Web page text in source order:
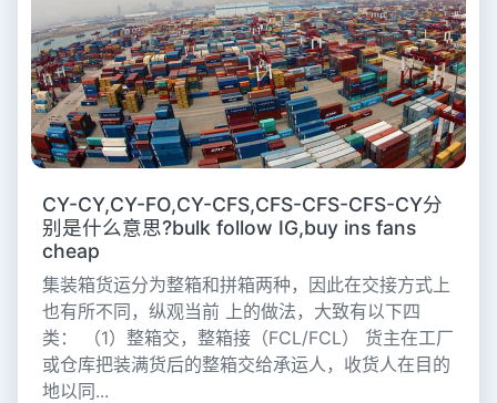
CY-CY,CY-FO,CY-CFS,CFS-CFS-CFS-CY分
别是什么意思?bulk follow IG,buy ins fans
cheap
集装箱货运分为整箱和拼箱两种，因此在交接方式上
也有所不同，纵观当前 上的做法，大致有以下四
类： （1）整箱交，整箱接（FCL/FCL） 货主在工厂
或仓库把装满货后的整箱交给承运人，收货人在目的
地以同...